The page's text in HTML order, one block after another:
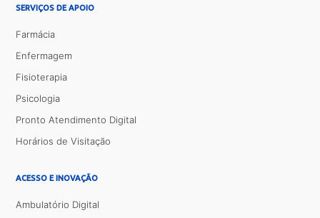
SERVIÇOS DE APOIO
Farmácia
Enfermagem
Fisioterapia
Psicologia
Pronto Atendimento Digital
Horários de Visitação
ACESSO E INOVAÇÃO
Ambulatório Digital